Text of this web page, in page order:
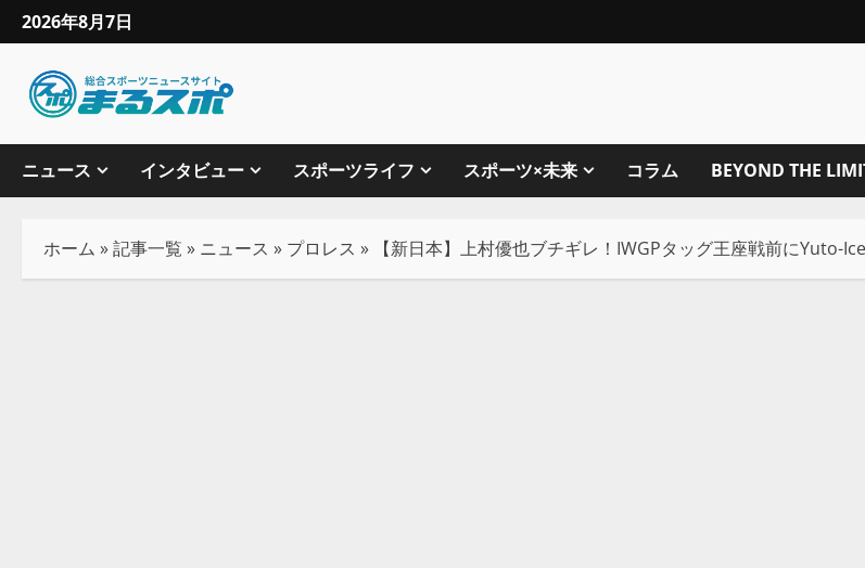
2026年8月7日
ニュース インタビュー スポーツライフ スポーツ×未来 コラム BEYOND THE
ホーム »記事一覧 » ニュース » プロレス » 【新日本】上村優也ブチギレ！IWGPタッグ王座戦前にYuto-